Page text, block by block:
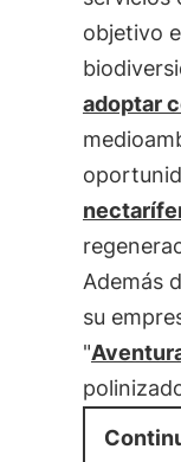
objetivo
adoptar
Además
su
"